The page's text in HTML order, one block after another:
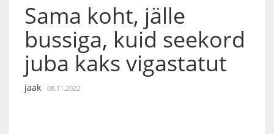
Sama koht, jälle
bussiga, kuid seekord
juba kaks vigastatut
jaak 08.11.2022